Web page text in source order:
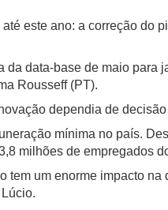
este ano: a correção
data-base de maio
Rousseff (PT).
dependia de
mínima no país.
milhões de empregados
tem um enorme impacto